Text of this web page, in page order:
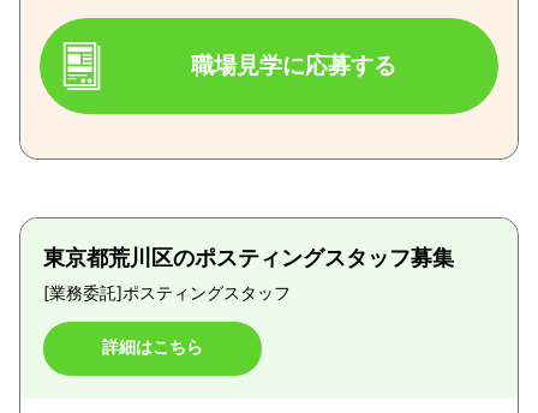
職場見学に応募する
東京都荒川区のポスティングスタッフ募集
[業務委託]ポスティングスタッフ
詳細はこちら